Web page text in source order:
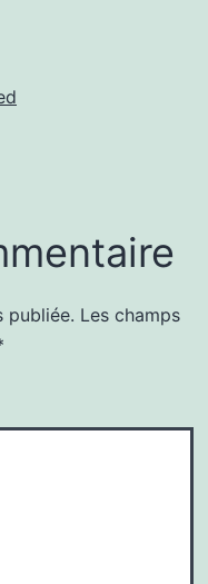
publiée. Les champs